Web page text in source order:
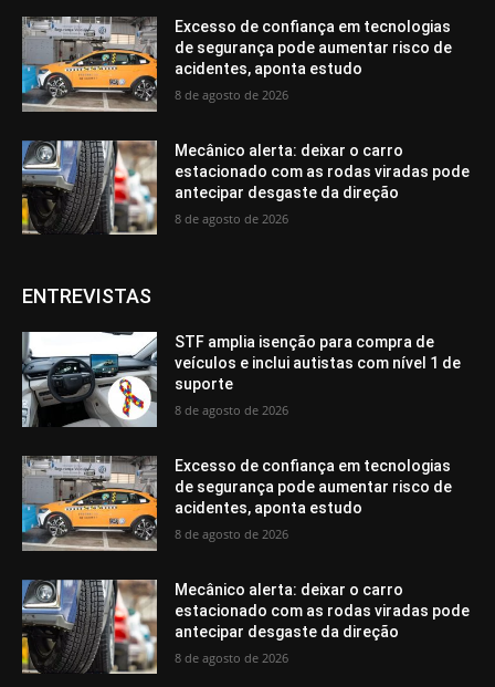
Excesso de confiança em tecnologias
de segurança pode aumentar risco de
acidentes, aponta estudo
8 de agosto de 2026
Mecânico alerta: deixar o carro
estacionado com as rodas viradas pode
antecipar desgaste da direção
8 de agosto de 2026
ENTREVISTAS
STF amplia isenção para compra de
veículos e inclui autistas com nível 1 de
suporte
8 de agosto de 2026
Excesso de confiança em tecnologias
de segurança pode aumentar risco de
acidentes, aponta estudo
8 de agosto de 2026
Mecânico alerta: deixar o carro
estacionado com as rodas viradas pode
antecipar desgaste da direção
8 de agosto de 2026